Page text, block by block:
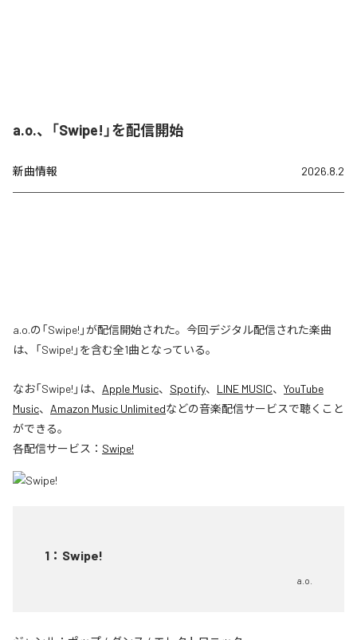
a.o.、「Swipe!」を配信開始
新曲情報 2026.8.2
a.o.の「Swipe!」が配信開始された。今回デジタル配信された楽曲
は、「Swipe!」を含む全1曲となっている。
なお「Swipe! 」は、 Apple Music、 Spotify、 LINE MUSIC、 YouTube
Music、 Amazon Music Unlimitedなどの音楽配信サービスで聴くこと
ができる。
各配信サービス： Swipe!
1 ： Swipe!
a.o.